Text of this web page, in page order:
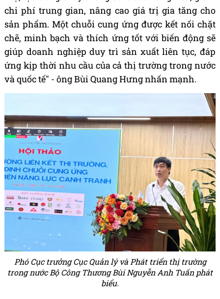
chi phí trung gian, nâng cao giá trị gia tăng cho
sản phẩm. Một chuỗi cung ứng được kết nối chặt
chẽ, minh bạch và thích ứng tốt với biến động sẽ
giúp doanh nghiệp duy trì sản xuất liên tục, đáp
ứng kịp thời nhu cầu của cả thị trường trong nước
và quốc tế" - ông Bùi Quang Hưng nhấn mạnh.
Phó Cục trưởng Cục Quản lý và Phát triển thị trường
trong nước Bộ Công Thương Bùi Nguyễn Anh Tuấn phát
biểu.